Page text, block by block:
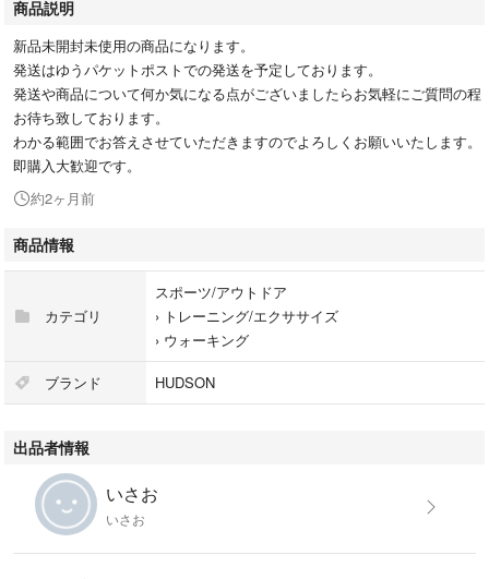
商品説明
新品未開封未使用の商品になります。
発送はゆうパケットポストでの発送を予定しております。
発送や商品について何か気になる点がございましたらお気軽にご質問の程
お待ち致しております。
わかる範囲でお答えさせていただきますのでよろしくお願いいたします。
即購入大歓迎です。
約2ヶ月前
商品情報
カテゴリ
スポーツ/アウトドア
› トレーニング/エクササイズ
› ウォーキング
ブランド HUDSON
出品者情報
いさお
いさお